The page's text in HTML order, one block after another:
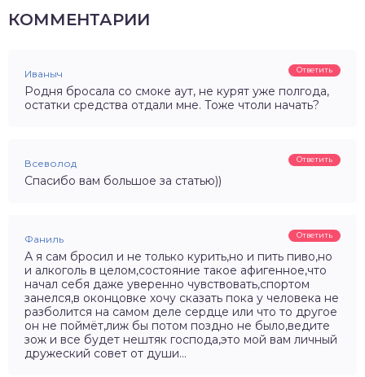
КОММЕНТАРИИ
Иваныч Ответить
Родня бросала со смоке аут, не курят уже полгода,
остатки средства отдали мне. Тоже чтоли начать?
Всеволод Ответить
Спасибо вам большое за статью))
Фаниль Ответить
А я сам бросил и не только курить,но и пить пиво,но
и алкоголь в целом,состояние такое афигенное,что
начал себя даже уверенно чувствовать,спортом
занелся,в оконцовке хочу сказать пока у человека не
разболится на самом деле сердце или что то другое
он не поймёт,лиж бы потом поздно не было,ведите
зож и все будет нештяк господа,это мой вам личный
дружеский совет от души…